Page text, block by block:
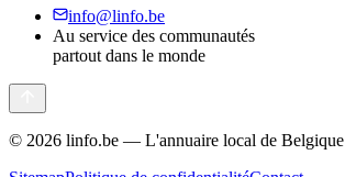
info@linfo.be
Au service des communautés
partout dans le monde
© 2026 linfo.be — L'annuaire local de Belgique